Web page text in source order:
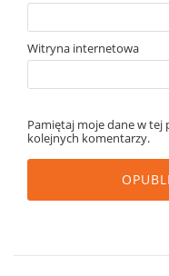
Witryna internetowa
Pamiętaj moje dane w tej
kolejnych komentarzy.